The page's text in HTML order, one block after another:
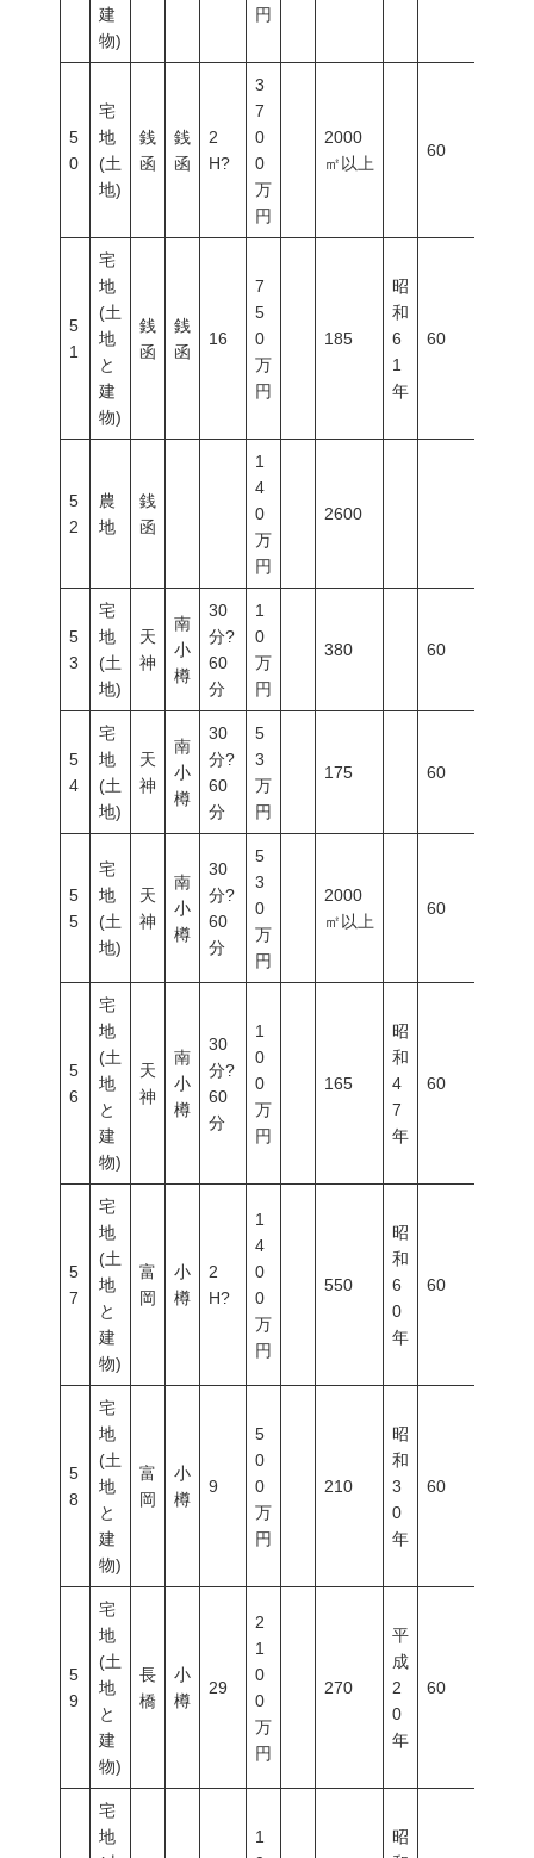
建
物)
円
5
0
宅
地
(土
地)
銭
函
銭
函
2
H?
3
7
0
0
万
円
2000
㎡以上
60
5
1
宅
地
(土
地
と
建
物)
銭
函
銭
函
16
7
5
0
万
円
185
昭
和
6
1
年
60
5
2
農
地
銭
函
1
4
0
万
円
2600
5
3
宅
地
(土
地)
天
神
南
小
樽
30
分?
60
分
1
0
万
円
380 60
5
4
宅
地
(土
地)
天
神
南
小
樽
30
分?
60
分
5
3
万
円
175 60
5
5
宅
地
(土
地)
天
神
南
小
樽
30
分?
60
分
5
3
0
万
円
2000
㎡以上
60
5
6
宅
地
(土
地
と
建
物)
天
神
南
小
樽
30
分?
60
分
1
0
0
万
円
165
昭
和
4
7
年
60
5
7
宅
地
(土
地
と
建
物)
富
岡
小
樽
2
H?
1
4
0
0
万
円
550
昭
和
6
0
年
60
5
8
宅
地
(土
地
と
建
物)
富
岡
小
樽
9
5
0
0
万
円
210
昭
和
3
0
年
60
5
9
宅
地
(土
地
と
建
物)
長
橋
小
樽
29
2
1
0
0
万
円
270
平
成
2
0
年
60
宅
地
1
昭